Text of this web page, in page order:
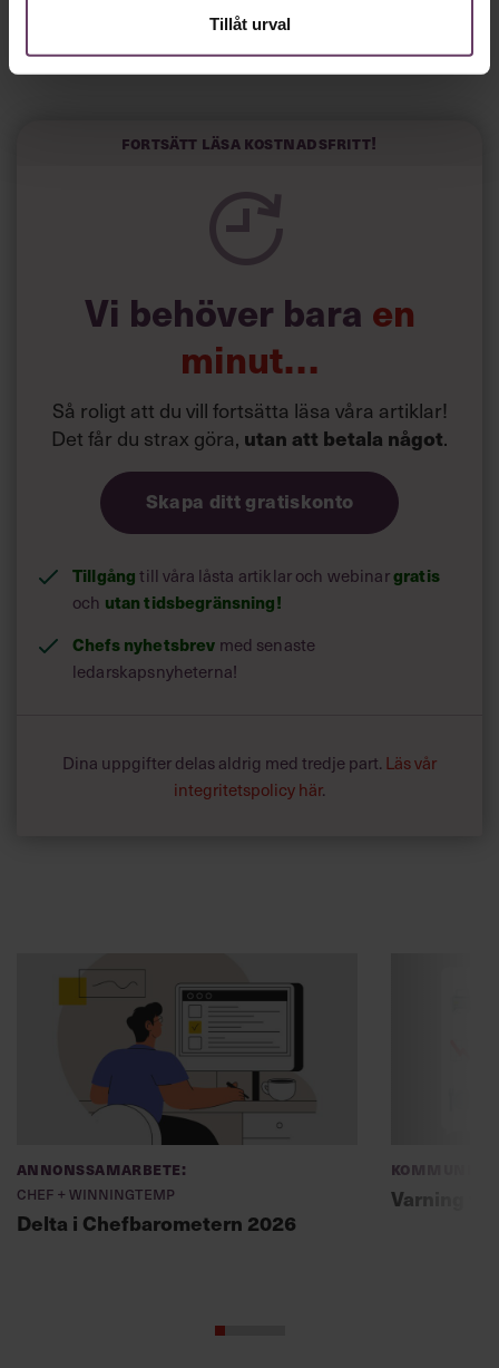
Tillåt urval
Horwitz har nu utvecklat sitt trick till en affärsidé: appen
kortfattat slarviga vd-stilen.
Fortsätt läsa kostnadsfritt!
Vi behöver bara en
minut…
Så roligt att du vill fortsätta läsa våra artiklar!
Det får du strax göra, utan att betala något.
Skapa ditt gratiskonto
Tillgångtill våra låsta artiklar och webinargratis
och utan tidsbegränsning!
Chefs nyhetsbrev med senaste
ledarskapsnyheterna!
Dina uppgifter delas aldrig med tredje part. Läs vår
integritetspolicy här.
Annonssamarbete:
Chef + Winningtemp
Delta i Chefbarometern 2026
Varning